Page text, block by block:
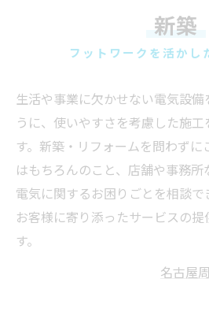
新築
フットワークを活かし
生活や事業に欠かせない電気設
うに、使いやすさを考慮した施
す。新築・リフォームを問わず
はもちろんのこと、店舗や事務所
電気に関するお困りごとを相談で
お客様に寄り添ったサービスの
す。
名古屋